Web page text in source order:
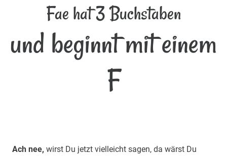
Fae hat 3 Buchstaben
und beginnt mit einem
F
Ach nee, wirst Du jetzt vielleicht sagen, da wärst Du